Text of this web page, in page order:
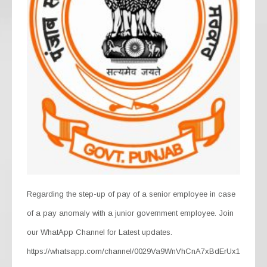
Regarding the step-up of pay of a senior employee in case
of a pay anomaly with a junior government employee. Join
our WhatApp Channel for Latest updates.
https://whatsapp.com/channel/0029Va9WnVhCnA7xBdErUx1